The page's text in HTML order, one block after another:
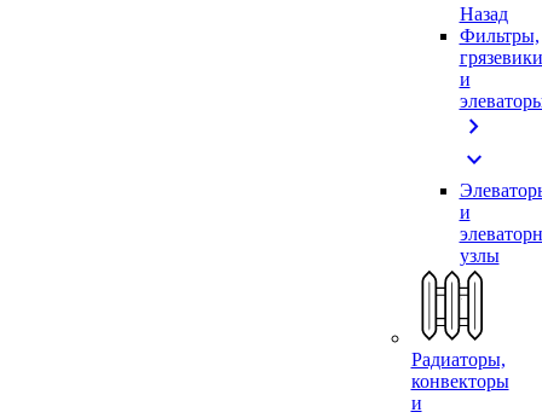
Назад
Фильтры,
грязевики
и
chevron_right
expand_more
и
узлы
Радиаторы,
конвекторы
и